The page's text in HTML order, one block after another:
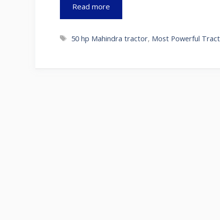
Read more
Tags
50 hp Mahindra tractor, Most Powerful